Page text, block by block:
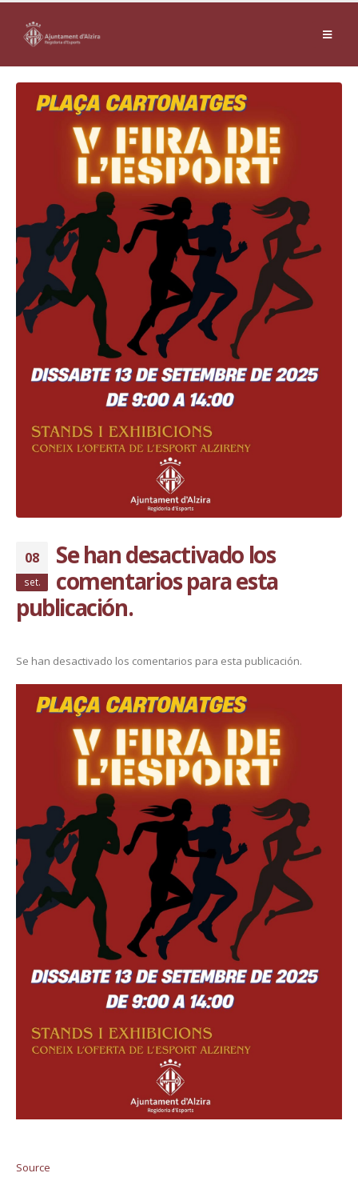
08
set.
Se han desactivado los
comentarios para esta
publicación.
Se han desactivado los comentarios para esta publicación.
Source